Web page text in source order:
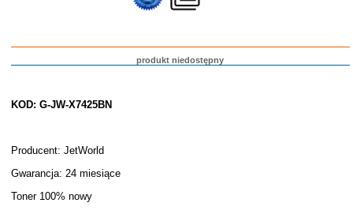
produkt niedostępny
KOD: G-JW-X7425BN
Producent: JetWorld
Gwarancja: 24 miesiące
Toner 100% nowy